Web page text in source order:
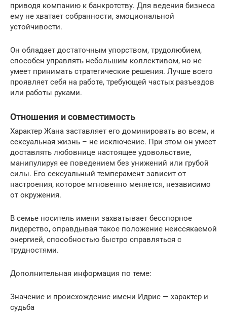
приводя компанию к банкротству. Для ведения бизнеса
ему не хватает собранности, эмоциональной
устойчивости.
Он обладает достаточным упорством, трудолюбием,
способен управлять небольшим коллективом, но не
умеет принимать стратегические решения. Лучше всего
проявляет себя на работе, требующей частых разъездов
или работы руками.
Отношения и совместимость
Характер Жана заставляет его доминировать во всем, и
сексуальная жизнь – не исключение. При этом он умеет
доставлять любовнице настоящее удовольствие,
манипулируя ее поведением без унижений или грубой
силы. Его сексуальный темперамент зависит от
настроения, которое мгновенно меняется, независимо
от окружения.
В семье носитель имени захватывает бесспорное
лидерство, оправдывая такое положение неиссякаемой
энергией, способностью быстро справляться с
трудностями.
Дополнительная информация по теме:
Значение и происхождение имени Идрис — характер и
судьба